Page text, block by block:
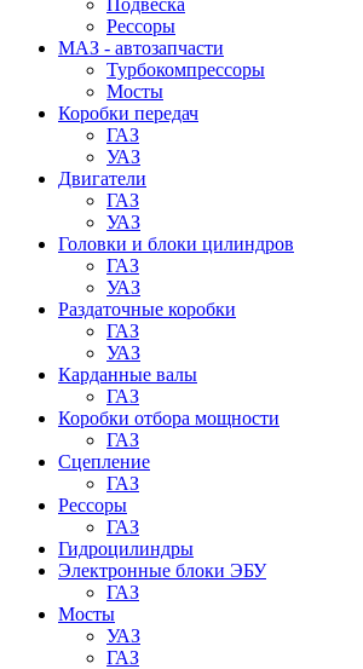
Подвеска
Рессоры
МАЗ - автозапчасти
Турбокомпрессоры
Мосты
Коробки передач
ГАЗ
УАЗ
Двигатели
ГАЗ
УАЗ
Головки и блоки цилиндров
ГАЗ
УАЗ
Раздаточные коробки
ГАЗ
УАЗ
Карданные валы
ГАЗ
Коробки отбора мощности
ГАЗ
Сцепление
ГАЗ
Рессоры
ГАЗ
Гидроцилиндры
Электронные блоки ЭБУ
ГАЗ
Мосты
УАЗ
ГАЗ